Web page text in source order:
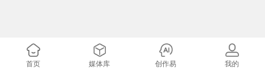
首页 媒体库 创作易 我的